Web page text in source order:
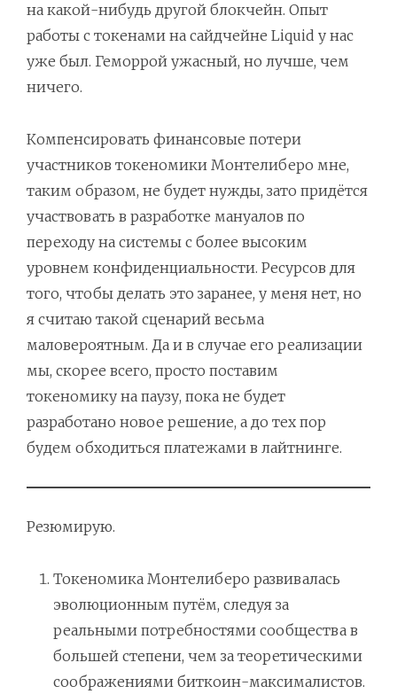
на какой-нибудь другой блокчейн. Опыт
работы с токенами на сайдчейне Liquid у нас
уже был. Геморрой ужасный, но лучше, чем
ничего.
Компенсировать финансовые потери
участников токеномики Монтелиберо мне,
таким образом, не будет нужды, зато придётся
участвовать в разработке мануалов по
переходу на системы с более высоким
уровнем конфиденциальности. Ресурсов для
того, чтобы делать это заранее, у меня нет, но
я считаю такой сценарий весьма
маловероятным. Да и в случае его реализации
мы, скорее всего, просто поставим
токеномику на паузу, пока не будет
разработано новое решение, а до тех пор
будем обходиться платежами в лайтнинге.
Резюмирую.
Токеномика Монтелиберо развивалась
эволюционным путём, следуя за
реальными потребностями сообщества в
большей степени, чем за теоретическими
соображениями биткоин-максималистов.